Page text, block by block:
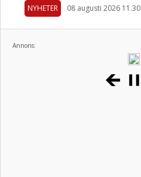
NYHETER 08 augusti 2026 11.30
Annons: